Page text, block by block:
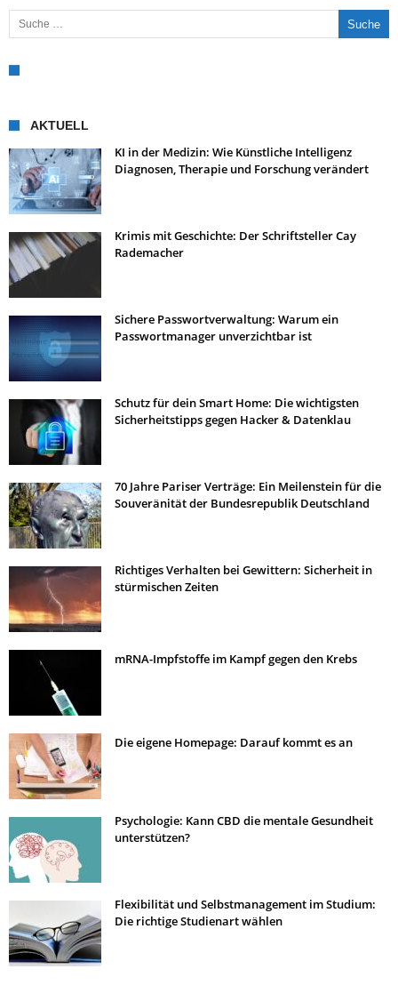
Suche nach:
AKTUELL
KI in der Medizin: Wie Künstliche Intelligenz
Diagnosen, Therapie und Forschung verändert
Krimis mit Geschichte: Der Schriftsteller Cay
Rademacher
Sichere Passwortverwaltung: Warum ein
Passwortmanager unverzichtbar ist
Schutz für dein Smart Home: Die wichtigsten
Sicherheitstipps gegen Hacker & Datenklau
70 Jahre Pariser Verträge: Ein Meilenstein für die
Souveränität der Bundesrepublik Deutschland
Richtiges Verhalten bei Gewittern: Sicherheit in
stürmischen Zeiten
mRNA-Impfstoffe im Kampf gegen den Krebs
Die eigene Homepage: Darauf kommt es an
Psychologie: Kann CBD die mentale Gesundheit
unterstützen?
Flexibilität und Selbstmanagement im Studium:
Die richtige Studienart wählen